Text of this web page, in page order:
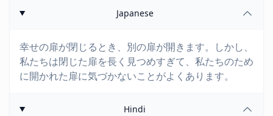
Japanese
幸せの扉が閉じるとき、別の扉が開きます。しかし、
私たちは閉じた扉を長く見つめすぎて、私たちのため
に開かれた扉に気づかないことがよくあります。
Hindi